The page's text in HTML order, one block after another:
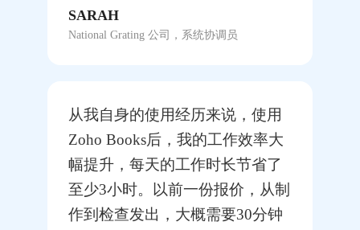
SARAH
National Grating 公司，系统协调员
从我自身的使用经历来说，使用
Zoho Books后，我的工作效率大
幅提升，每天的工作时长节省了
至少3小时。以前一份报价，从制
作到检查发出，大概需要30分钟